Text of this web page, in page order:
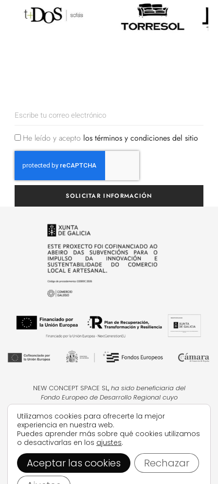
He leído y acepto los términos y condiciones del sitio
SOLICITAR INFORMACIÓN
NEW CONCEPT SPACE SL, ha sido beneficiaria del
Fondo Europeo de Desarrollo Regional cuyo
objetivoes la mejora de la competitividad de las
PYMES, y gracias al cual ha puesto en marcha un
Plan de Acción con el objetivo de impulsar el uso
seguro y fiable del ciberespacio y la
competitividad de las pymes durante el año 2024.
Para ello ha contado con el apoyo del Programa
Ciberseguridad de la Cámara de Comercio de
Pontevedra, Vigo y Vilagarcía de
Arousa.
Utilizamos cookies para ofrecerte la mejor
experiencia en nuestra web.
Puedes aprender más sobre qué cookies utilizamos
o desactivarlas en los ajustes.
Aceptar las cookies
Rechazar